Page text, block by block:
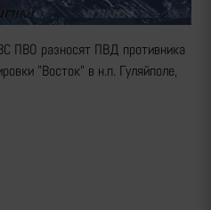
ПВО разносят ПВД противника
"Восток" в н.п. Гуляйполе,